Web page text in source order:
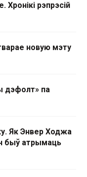
Хронікі рэпрэсій
новую мэту
дэфолт» па
Як Энвер Ходжа
быў атрымаць